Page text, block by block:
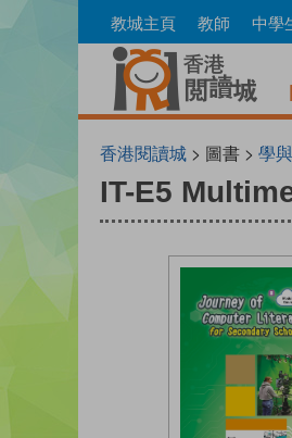
to
教城主頁 教師 中學
香港閱讀城 > 圖書 > 學
IT-E5